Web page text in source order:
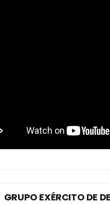
GRUPO EXÉRCITO DE